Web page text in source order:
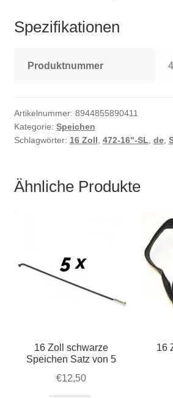
Spezifikationen
Produktnummer
Artikelnummer: 8944855890411
Kategorie: Speichen
Schlagwörter: 16 Zoll 472-16"-SL de,
Ähnliche Produkte
16 Zoll schwarze
Speichen Satz von 5
€12,50
16